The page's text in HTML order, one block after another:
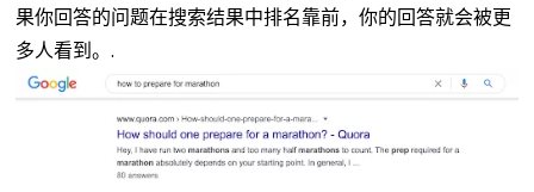
果你回答的问题在搜索结果中排名靠前，你的回答就会被更
多人看到。.